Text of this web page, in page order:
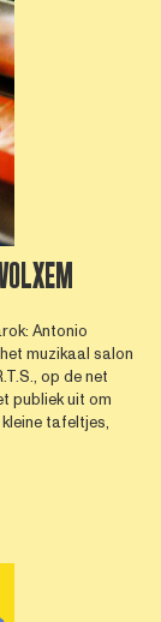
Antonio
muzikaal salon
op de net
publiek uit om
tafeltjes,